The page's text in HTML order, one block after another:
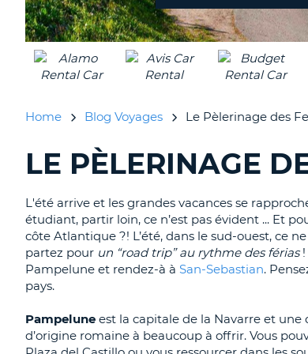
Home Blog Voyages Le Pèlerinage des
RECHERCHER
DES
LE PÈLERINAGE
L'été arrive et les grandes vacances se
étudiant, partir loin, ce n’est pas évident ... Et
côte Atlantique ?! L’été, dans le sud-ouest, ce
partez pour un “roadtrip” au rythme des férias!
Pampelune et rendez-à à San-Sebastian.
pays.
Pampelune est la capitale de la Navarre et
d’origine romaine à beaucoup à offrir. Vous